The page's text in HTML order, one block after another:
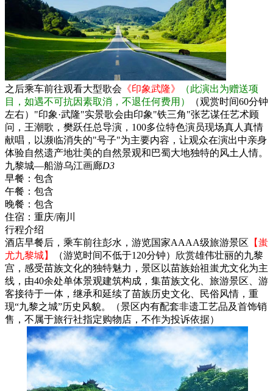
之后乘车前往观看大型歌会 《印象武隆》
（此演出为赠送项
目，如遇不可抗因素取消，不退任何费用）
（观赏时间60分钟
左右）"印象·武隆"实景歌会由印象"铁三角"张艺谋任艺术顾
问，王潮歌，樊跃任总导演，100多位特色演员现场真人真情
献唱，以濒临消失的"号子"为主要内容，让观众在演出中亲身
体验自然遗产地壮美的自然景观和巴蜀大地独特的风土人情。
九黎城—船游乌江画廊D3
早餐： 包含
午餐： 包含
晚餐： 包含
住宿： 重庆/南川
行程介绍
酒店早餐后，乘车前往彭水，游览国家AAAA级旅游景区 【蚩
尤九黎城】
（游览时间不低于120分钟）欣赏雄伟壮丽的九黎
宫，感受苗族文化的独特魅力，景区以苗族始祖蚩尤文化为主
线，由40余处单体景观建筑构成，集苗族文化、旅游景区、游
客接待于一体，继承和延续了苗族历史文化、民俗风情，重
现“九黎之城”历史风貌。（景区内有配套非遗工艺品及首饰销
售，不属于旅行社指定购物店，不作为投诉依据）